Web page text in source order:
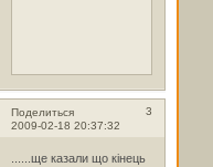
Поделиться
3
2009-02-18 20:37:32
......ще казали що кінець